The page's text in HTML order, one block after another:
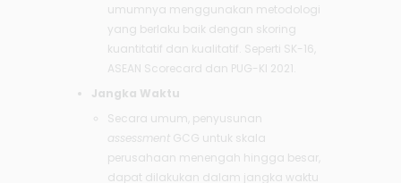
umumnya menggunakan metodologi
yang berlaku baik dengan skoring
kuantitatif dan kualitatif. Seperti SK-16,
ASEAN Scorecard dan PUG-KI 2021.
Jangka Waktu
Secara umum, penyusunan
assessment GCG untuk skala
perusahaan menengah hingga besar,
dapat dilakukan dalam jangka waktu